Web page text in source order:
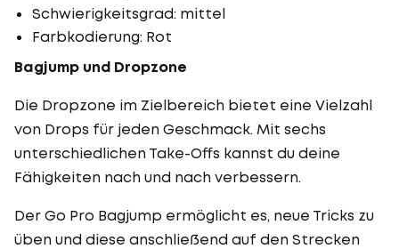
Schwierigkeitsgrad: mittel
Farbkodierung: Rot
Bagjump und Dropzone
Die Dropzone im Zielbereich bietet eine Vielzahl
von Drops für jeden Geschmack. Mit sechs
unterschiedlichen Take-Offs kannst du deine
Fähigkeiten nach und nach verbessern.
Der Go Pro Bagjump ermöglicht es, neue Tricks zu
üben und diese anschließend auf den Strecken